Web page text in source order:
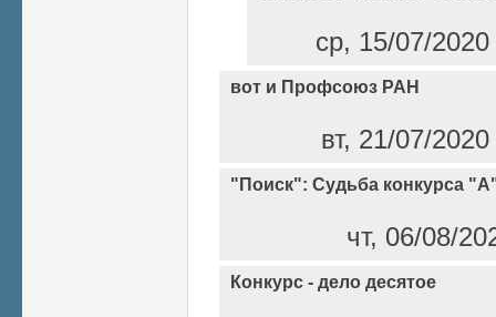
ср, 15/07/
вот и Профсоюз РАН
вт, 21/07/
"Поиск": Судьба конкурса
чт, 06/08/
Конкурс - дело десятое